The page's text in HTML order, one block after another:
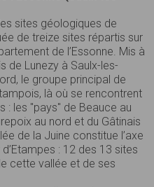
sites géologiques de
de treize sites répartis sur
de l’Essonne. Mis à
de Lunezy à Saulx-les-
le groupe principal de
là où se rencontrent
: les "pays" de Beauce au
au nord et du Gâtinais
de la Juine constitue l’axe
: 12 des 13 sites
cette vallée et de ses